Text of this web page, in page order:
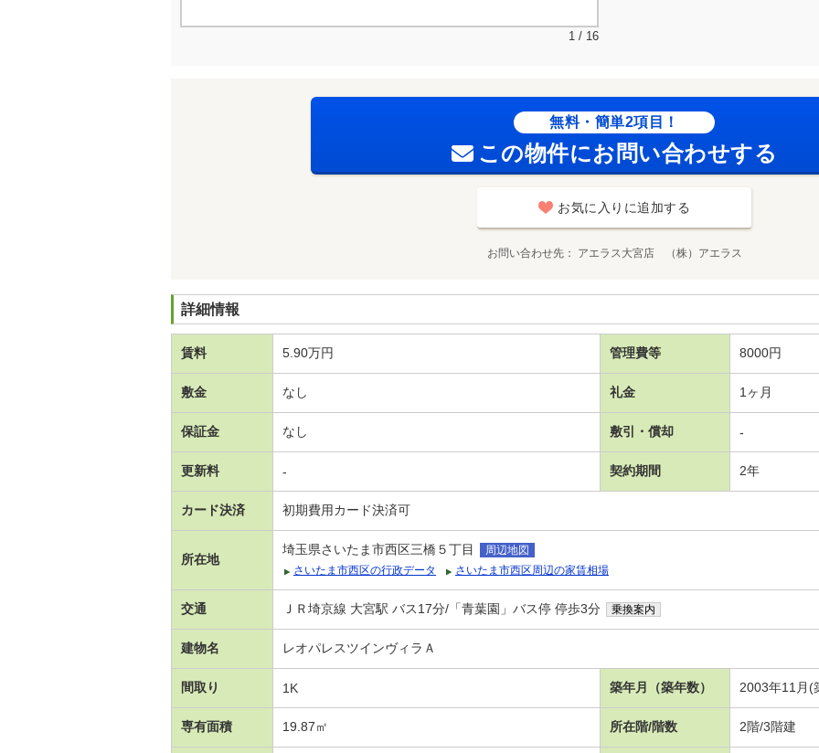
1 / 16
無料・簡単2項目！
この物件にお問い合わせする
お気に入りに追加する
お問い合わせ先 アエラス大宮店 （株）アエラス
詳細情報
賃料 5.90万円 管理費等 8000円
敷金 なし 礼金 1ヶ月
保証金 なし 敷引・償却 -
更新料 - 契約期間 2年
カード決済 初期費用カード決済可
所在地
埼玉県さいたま市西区三橋５丁目
周辺地図
さいたま市西区の行政データ
さいたま市西区周辺の家賃相場
交通 ＪＲ埼京線 大宮駅 バス17分/「青葉園」バス停 停歩3分 乗換案内
建物名 レオパレスツインヴィラＡ
間取り 1K 築年月（築年数） 2003年11月(
専有面積 19.87㎡ 所在階/階数 2階/3階建